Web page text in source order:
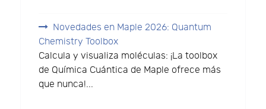
Novedades en Maple 2026: Quantum
Chemistry Toolbox
Calcula y visualiza moléculas: ¡La toolbox
de Química Cuántica de Maple ofrece más
que nunca!...